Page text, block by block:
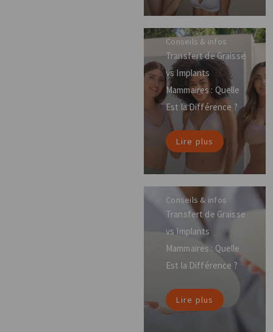
Conseils & infos
Transfert de Graisse
vs Implants
Mammaires : Quelle
Est la Différence ?
Lire plus
Conseils & infos
Transfert de Graisse
vs Implants
Mammaires : Quelle
Est la Différence ?
Lire plus